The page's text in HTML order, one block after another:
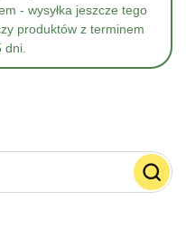
- wysyłka jeszcze tego
produktów z terminem
dni.